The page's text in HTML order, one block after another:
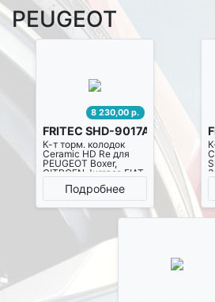
PEUGEOT
8 230,00 р.
FRITEC SHD-9017A-Z-D1490
К-т торм. колодок
Ceramic HD Re для
PEUGEOT Boxer,
CITROEN Jumper, FIAT
DucatoПодробнее